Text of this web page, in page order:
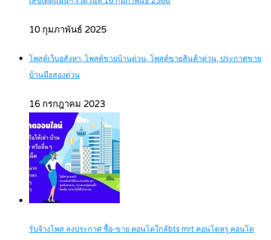
10 กุมภาพันธ์ 2025
โพสต์เว็บอสังหา, โพสต์ขายบ้านด่วน, โพสต์ขายสินค้าด่วน, ประกาศขาย
บ้านมือสองด่วน
16 กรกฎาคม 2023
รับจ้างโพส ลงประกาศ ซื้อ-ขาย คอนโดใกล้bts mrt คอนโดหรู คอนโด